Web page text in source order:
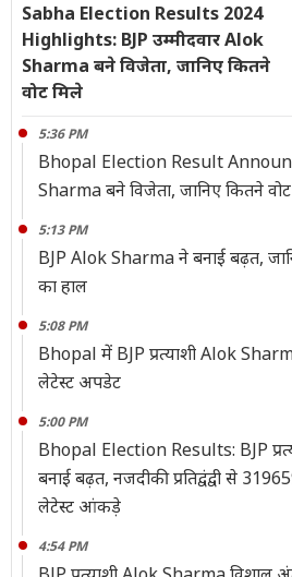
Sabha Election Results 2024
Highlights: BJP उम्मीदवार Alok
Sharma बने विजेता, जानिए कितने
वोट मिले
5:36 PM
Bhopal Election Result
Sharma बने विजेता, जानिए कितने
5:13 PM
BJP Alok Sharma ने बनाई बढ़त,
का हाल
5:08 PM
Bhopal में BJP प्रत्याशी Alok
लेटेस्ट अपडेट
5:00 PM
Bhopal Election Results: BJP
बनाई बढ़त, नजदीकी प्रतिद्वंद्वी से
लेटेस्ट आंकड़े
4:54 PM